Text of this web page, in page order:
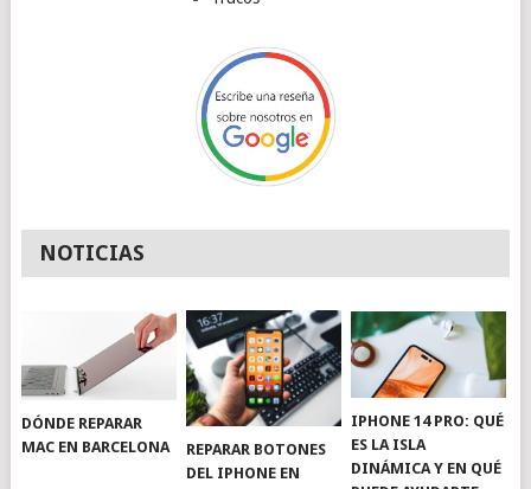
NOTICIAS
DÓNDE REPARAR
MAC EN BARCELONA
REPARAR BOTONES
DEL IPHONE EN
IPHONE 14 PRO: QUÉ
ES LA ISLA
DINÁMICA Y EN QUÉ